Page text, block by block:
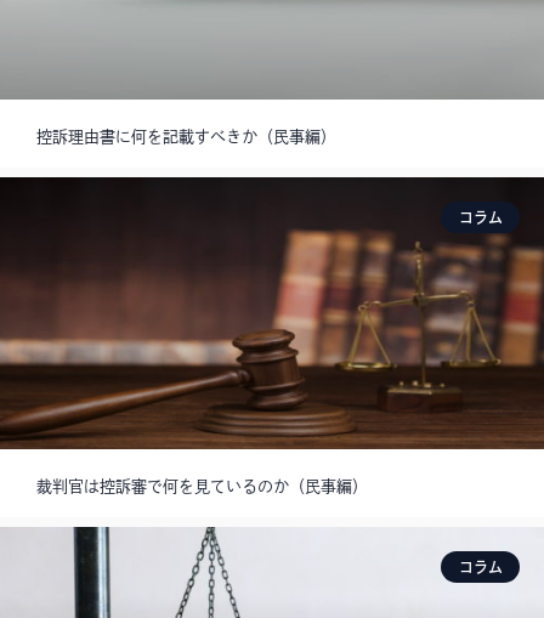
控訴理由書に何を記載すべきか（民事編）
コラム
裁判官は控訴審で何を見ているのか（民事編）
コラム